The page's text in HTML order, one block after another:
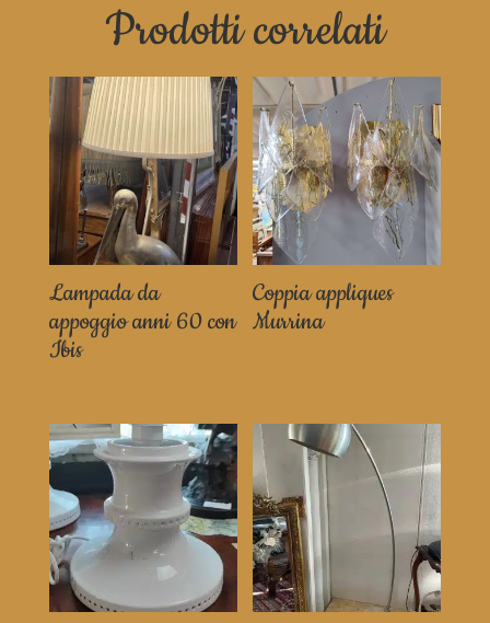
Prodotti correlati
Lampada da
appoggio anni 60 con
Ibis
Coppia appliques
Murrina